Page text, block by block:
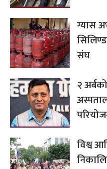
ग्यास
संघ
२
विश्व